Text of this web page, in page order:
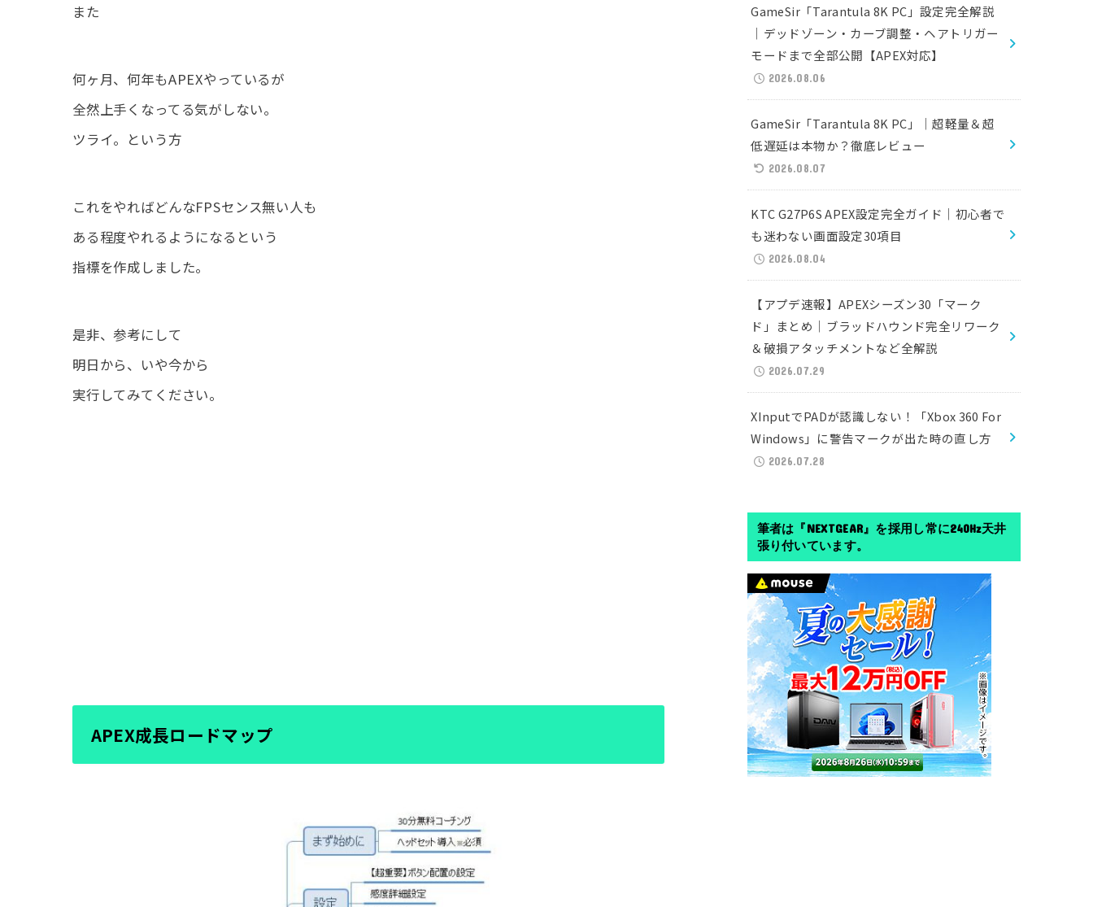
また
何ヶ月、何年もAPEXやっているが
全然上手くなってる気がしない。
ツライ。という方
これをやればどんなFPSセンス無い人も
ある程度やれるようになるという
指標を作成しました。
是非、参考にして
明日から、いや今から
実行してみてください。
APEX成長ロードマップ
GameSir「Tarantula 8K PC」設定完全解説
｜デッドゾーン・カーブ調整・ヘアトリガー
モードまで全部公開【APEX対応】
2026.08.06
GameSir「Tarantula 8K PC」｜超軽量＆超
低遅延は本物か？徹底レビュー
2026.08.07
KTC G27P6S APEX設定完全ガイド｜初心者で
も迷わない画面設定30項目
2026.08.04
【アプデ速報】APEXシーズン30「マーク
ド」まとめ｜ブラッドハウンド完全リワーク
＆破損アタッチメントなど全解説
2026.07.29
XInputでPADが認識しない！「Xbox 360 For
Windows」に警告マークが出た時の直し方
2026.07.28
筆者は『NEXTGEAR』を採用し常に240Hz天井
張り付いています。